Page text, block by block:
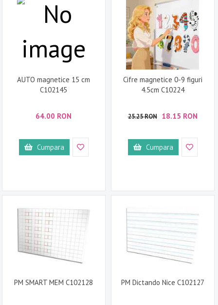
AUTO magnetice 15 cm
C102145
64.00 RON
Cumpara
Cifre magnetice 0-9 figuri
4.5cm C10224
25.25 RON 18.15 RON
Cumpara
PM SMART MEM C102128 PM Dictando Nice C102127